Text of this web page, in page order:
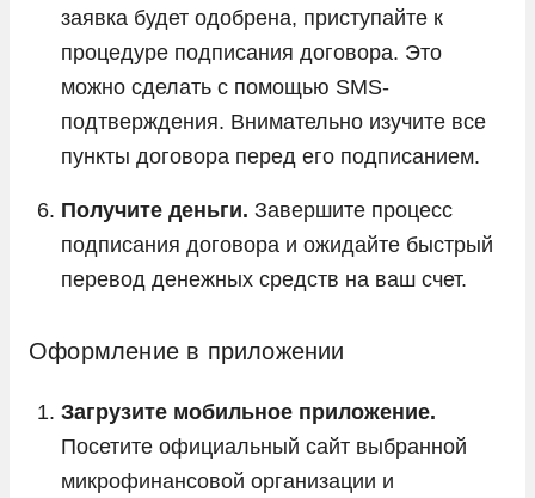
заявка будет одобрена, приступайте к
процедуре подписания договора. Это
можно сделать с помощью SMS-
подтверждения. Внимательно изучите все
пункты договора перед его подписанием.
Получите деньги. Завершите процесс
подписания договора и ожидайте быстрый
перевод денежных средств на ваш счет.
Оформление в приложении
Загрузите мобильное приложение.
Посетите официальный сайт выбранной
микрофинансовой организации и